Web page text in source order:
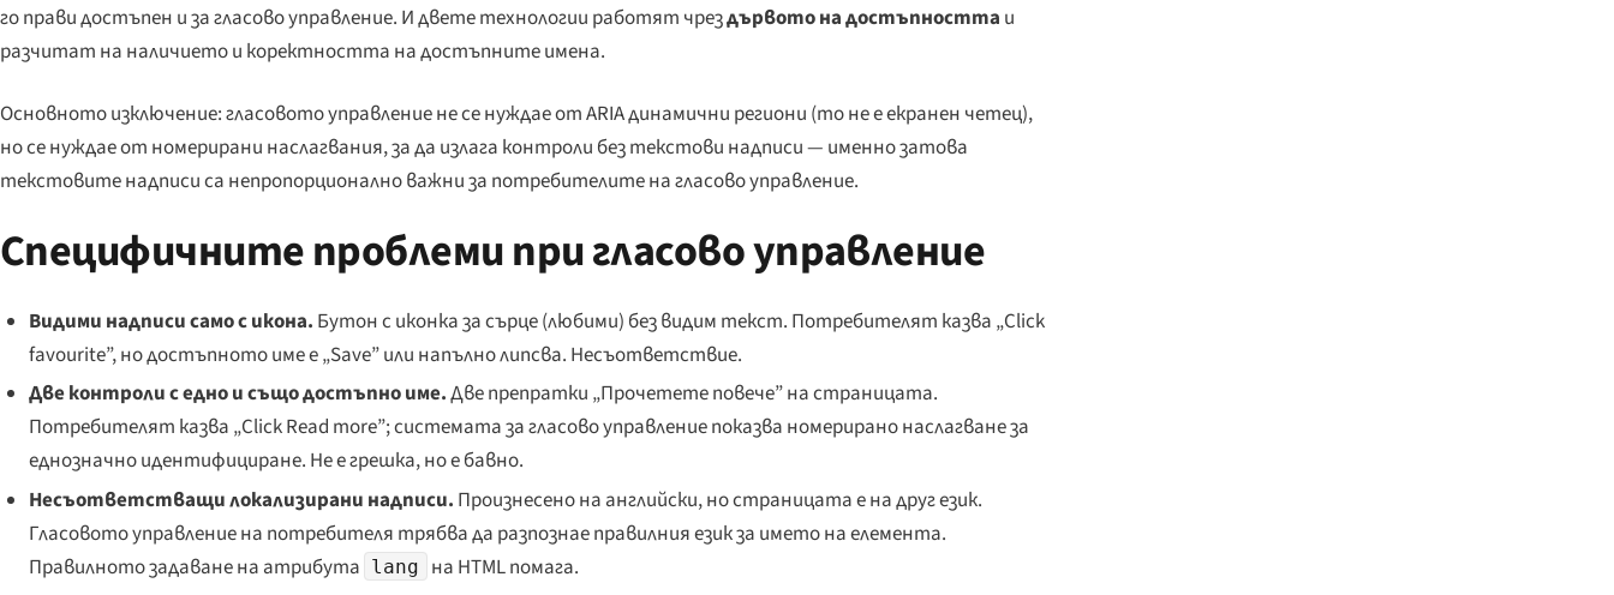
го прави достъпен и за гласово управление. И двете технологии работят чрездървото на достъпността и
разчитат на наличието и коректността на достъпните имена.
Основното изключение: гласовото управление не се нуждае от ARIA динамични региони (то не е екранен четец),
но се нуждае от номерирани наслагвания, за да излага контроли без текстови надписи — именно затова
текстовите надписи са непропорционално важни за потребителите на гласово управление.
Специфичните проблеми при гласово управление
Видими надписи само с икона. Бутон с иконка за сърце (любими) без видим текст. Потребителят казва „Click
favourite”, но достъпното име е „Save” или напълно липсва. Несъответствие.
Две контроли с едно и също достъпно име.Две препратки „Прочетете повече” на страницата.
Потребителят казва „Click Read more”; системата за гласово управление показва номерирано наслагване за
еднозначно идентифициране. Не е грешка, но е бавно.
Несъответстващи локализирани надписи. Произнесено на английски, но страницата е на друг език.
Гласовото управление на потребителя трябва да разпознае правилния език за името на елемента.
Правилното задаване на атрибута lang на HTML помага.